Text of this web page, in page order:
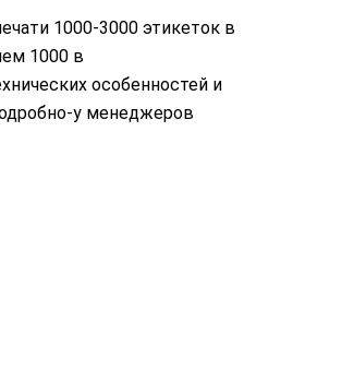
1000-3000 этикеток в
1000 в
особенностей и
у менеджеров